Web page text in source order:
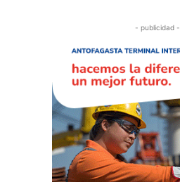
- publicidad -